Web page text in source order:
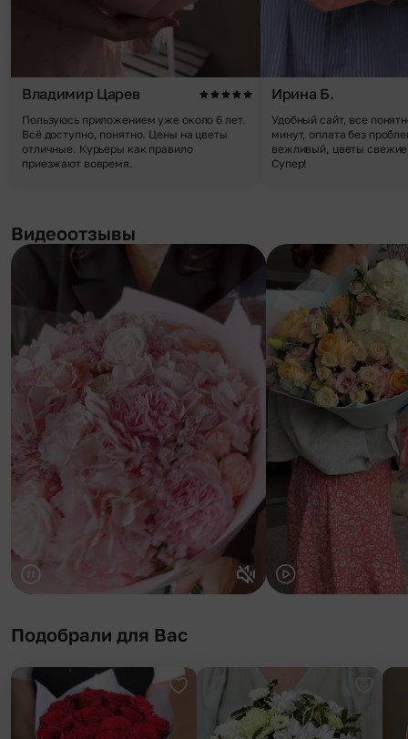
Владимир Царев
Пользуюсь приложением уже около 6 лет.
Всё доступно, понятно. Цены на цветы
отличные. Курьеры как правило
приезжают вовремя.
Ирина Б.
Удобный сайт, все
минут, оплата без
вежливый, цветы
Супер!
Видеоотзывы
Подобрали для Вас
Добавить в избранное